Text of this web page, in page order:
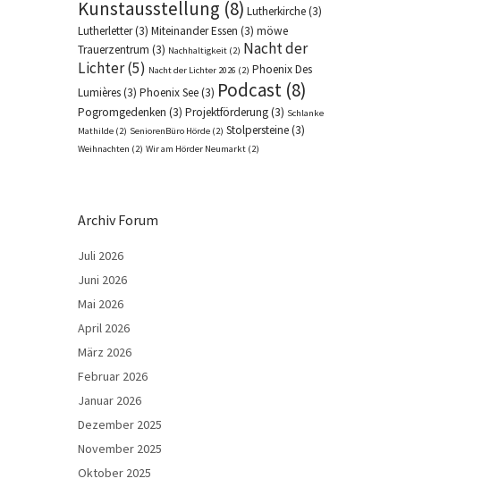
Kunstausstellung (8) Lutherkirche(3)
Lutherletter(3) Miteinander Essen (3) möwe
Trauerzentrum (3) Nachhaltigkeit (2) Nacht der
Lichter(5) Nacht der Lichter 2026 (2) Phoenix Des
Lumières(3) Phoenix See(3) Podcast (8)
Pogromgedenken (3) Projektförderung(3) Schlanke
Mathilde (2) SeniorenBüro Hörde (2) Stolpersteine(3)
Weihnachten (2) Wir am Hörder Neumarkt (2)
Archiv Forum
Juli 2026
Juni 2026
Mai 2026
April 2026
März 2026
Februar 2026
Januar 2026
Dezember 2025
November 2025
Oktober 2025